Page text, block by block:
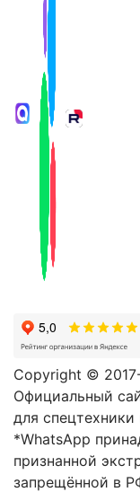
Copyright ©
Официальный
для
*WhatsApp
признанной
запрещённой в